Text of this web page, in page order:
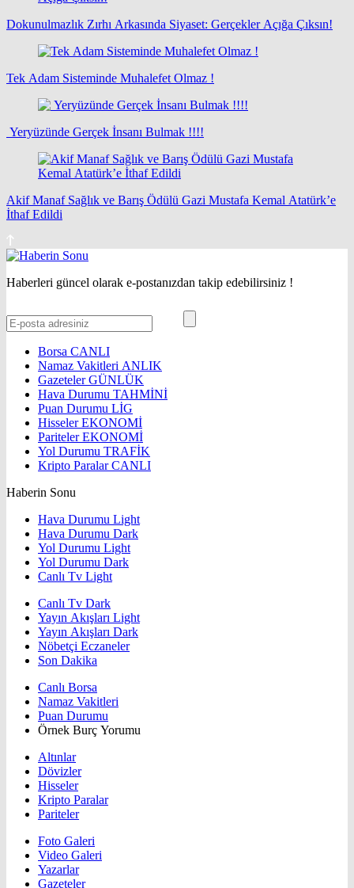
Dokunulmazlık Zırhı Arkasında Siyaset: Gerçekler Açığa Çıksın!
Tek Adam Sisteminde Muhalefet Olmaz !
Yeryüzünde Gerçek İnsanı Bulmak !!!!
Akif Manaf Sağlık ve Barış Ödülü Gazi Mustafa Kemal Atatürk’e
İthaf Edildi
Haberleri güncel olarak e-postanızdan takip edebilirsiniz !
Borsa CANLI
Namaz Vakitleri ANLIK
GazetelerGÜNLÜK
Hava Durumu TAHMİNİ
Puan Durumu LİG
HisselerEKONOMİ
ParitelerEKONOMİ
Yol Durumu TRAFİK
Kripto ParalarCANLI
Haberin Sonu
Hava Durumu Light
Hava Durumu Dark
Yol Durumu Light
Yol Durumu Dark
Canlı Tv Light
Canlı Tv Dark
Yayın Akışları Light
Yayın Akışları Dark
Nöbetçi Eczaneler
Son Dakika
Canlı Borsa
Namaz Vakitleri
Puan Durumu
Örnek Burç Yorumu
Altınlar
Dövizler
Hisseler
Kripto Paralar
Pariteler
Foto Galeri
Video Galeri
Yazarlar
Gazeteler